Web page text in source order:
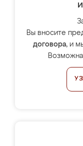
Вы вносите
договора, и
Возможна